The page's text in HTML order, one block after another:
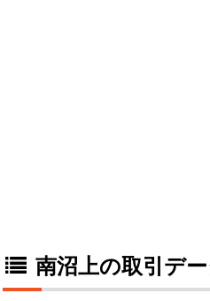
南沼上の取引デ